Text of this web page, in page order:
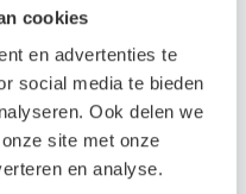
cookies
en advertenties te
social media te bieden
Ook delen we
site met onze
en analyse.
Koudschuim
Matras Andros
Classic
7 zones
ondersteuning
23 cm hoog